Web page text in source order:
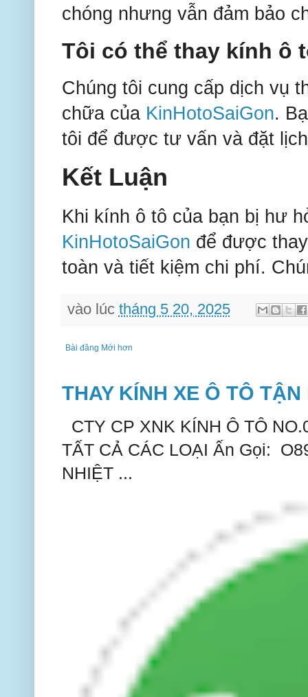
chóng nhưng vẫn đảm bảo
Tôi có thể thay kính ô
Chúng tôi cung cấp dịch vụ
chữa của KinHotoSaiGon.
tôi để được tư vấn và đặt
Kết Luận
Khi kính ô tô của bạn bị hư
KinHotoSaiGon để được
toàn và tiết kiệm chi phí.
vào lúc tháng 5 20, 2025
Bài đăng Mới hơn
THAY KÍNH XE Ô TÔ
CTY CP XNK KÍNH Ô TÔ
TẤT CẢ CÁC LOẠI Ấn Gọi:
NHIỆT ...